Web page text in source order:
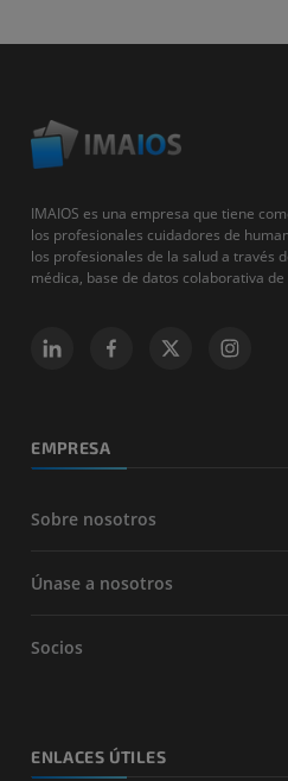
IMAIOS es una empresa que tiene
los profesionales cuidadores de
los profesionales de la salud a través
médica, base de datos colaborativa
EMPRESA
Sobre nosotros
Únase a nosotros
Socios
ENLACES ÚTILES